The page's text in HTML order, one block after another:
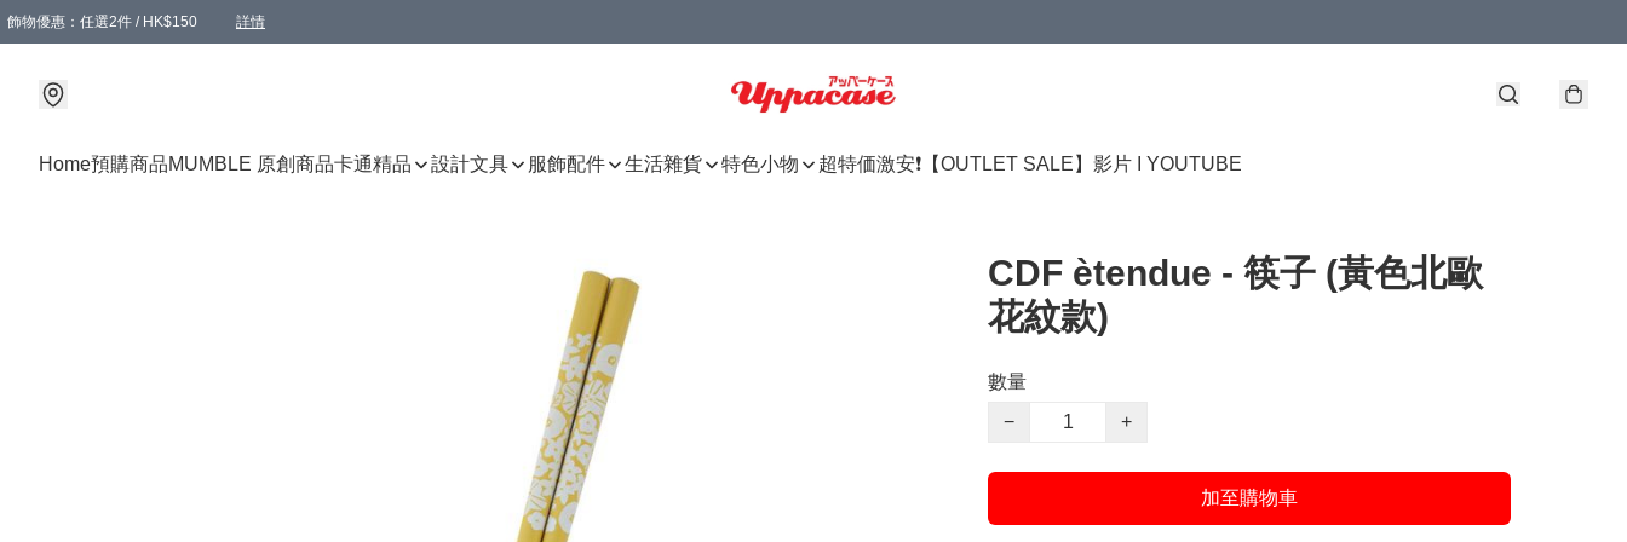
飾物優惠：任選2件 / HK$150 詳情
Home預購商品MUMBLE 原創商品卡通精品 設計文具 服飾配件 生活雜貨 特色小物 超特価激安❗【OUTLET SALE】 影片 I YOUTUBE
CDF ètendue - 筷子 (黃色北歐
花紋款)
數量
−
+
加至購物車